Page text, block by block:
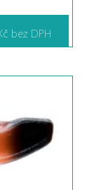
bez DPH